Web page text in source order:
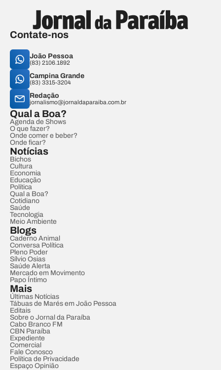
Contate-nos
João Pessoa
(83) 2106.1892
Campina Grande
(83) 3315-3204
Redação
jornalismo@jornaldaparaiba.com.br
Qual a Boa?
Agenda de Shows
O que fazer?
Onde comer e beber?
Onde ficar?
Notícias
Bichos
Cultura
Economia
Educação
Política
Qual a Boa?
Cotidiano
Saúde
Tecnologia
Meio Ambiente
Blogs
Caderno Animal
Conversa Política
Pleno Poder
Sílvio Osias
Saúde Alerta
Mercado em Movimento
Papo Íntimo
Mais
Últimas Notícias
Tábuas de Marés em João Pessoa
Editais
Sobre o Jornal da Paraíba
Cabo Branco FM
CBN Paraíba
Expediente
Comercial
Fale Conosco
Política de Privacidade
Espaço Opinião